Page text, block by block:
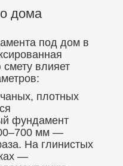
дома
под дом в
влияет
плотных
фундамент
мм —
На глинистых
—